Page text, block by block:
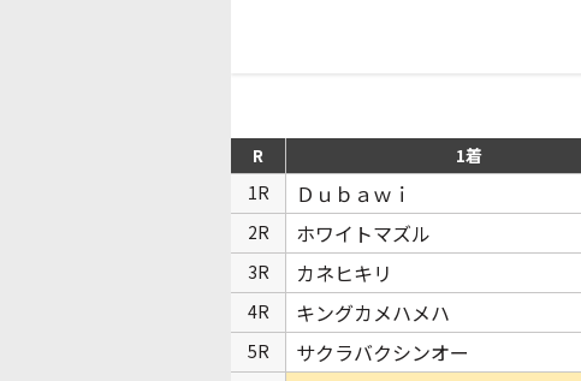
R 1着
1R
Ｄｕｂａｗｉ
2R
ホワイトマズル
3R
カネヒキリ
4R
キングカメハメハ
5R
サクラバクシンオー